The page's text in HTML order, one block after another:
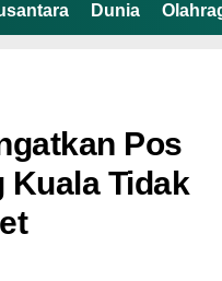
Dunia
Pos
Kuala Tidak